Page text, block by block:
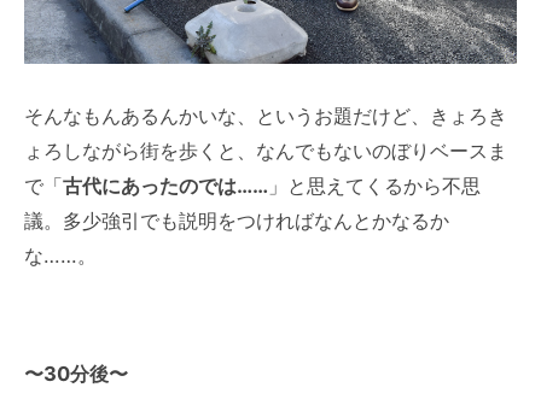
そんなもんあるんかいな、というお題だけど、きょろき
ょろしながら街を歩くと、なんでもないのぼりベースま
で「古代にあったのでは…… 」と思えてくるから不思
議。多少強引でも説明をつければなんとかなるか
な……。
〜30分後〜